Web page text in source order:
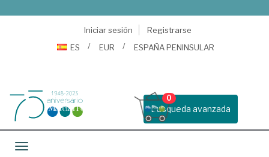
Iniciar sesión
Registrarse
ES
EUR ESPAÑA PENINSULAR
Busqueda avanzada
0
Toggle navigation